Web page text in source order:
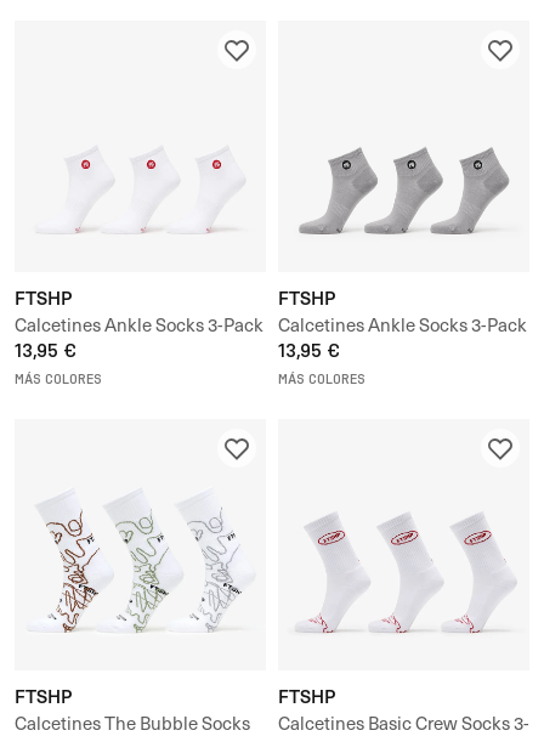
FTSHP
Calcetines Ankle Socks 3-Pack
13,95 €
MÁS COLORES
FTSHP
Calcetines Ankle Socks 3-Pack
13,95 €
MÁS COLORES
FTSHP
Calcetines The Bubble Socks
FTSHP
Calcetines Basic Crew Socks 3-